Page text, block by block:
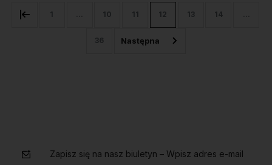
1 10 11 12 13 14
36
Zapisz się na nasz biuletyn – Wpisz adres e-mail